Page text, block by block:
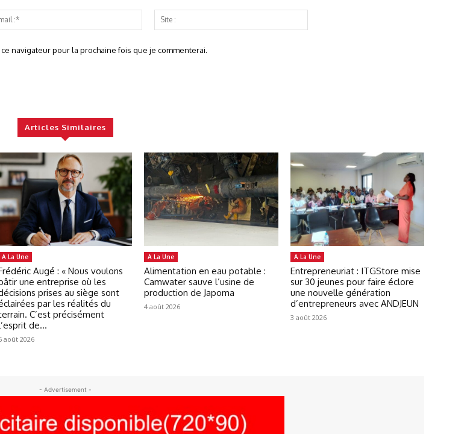
Email
:*
:
navigateur pour la prochaine fois que je commenterai.
Articles Similaires
A La Une
Augé : « Nous voulons
une entreprise où les
prises au siège sont
par les réalités du
C’est précisément
de...
août 2026
A La Une
Alimentation en eau potable :
Camwater sauve l’usine de
production de Japoma
4 août 2026
A La Une
Entrepreneuriat : ITGStore mise
sur 30 jeunes pour faire éclore
une nouvelle génération
d’entrepreneurs avec ANDJEUN
3 août 2026
- Advertisement -